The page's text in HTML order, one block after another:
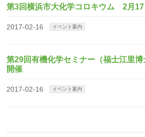
第3回横浜市大化学コロキウム 2月17
2017-02-16 イベント案内
第29回有機化学セミナー（福士江里
開催
2017-02-16 イベント案内